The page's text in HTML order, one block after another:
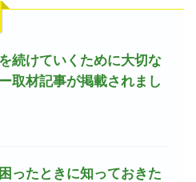
を続けていくために大切な
取材記事が掲載されまし
ったときに知っておきた